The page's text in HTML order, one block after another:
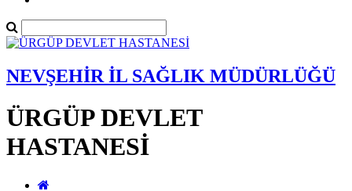
NEVŞEHİR İL SAĞLIK MÜDÜRLÜĞÜ
ÜRGÜP DEVLET
HASTANESİ